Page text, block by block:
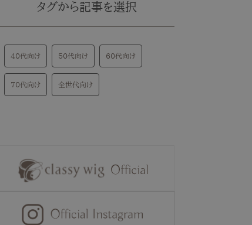
タグから記事を選択
40代向け 50代向け 60代向け
70代向け 全世代向け